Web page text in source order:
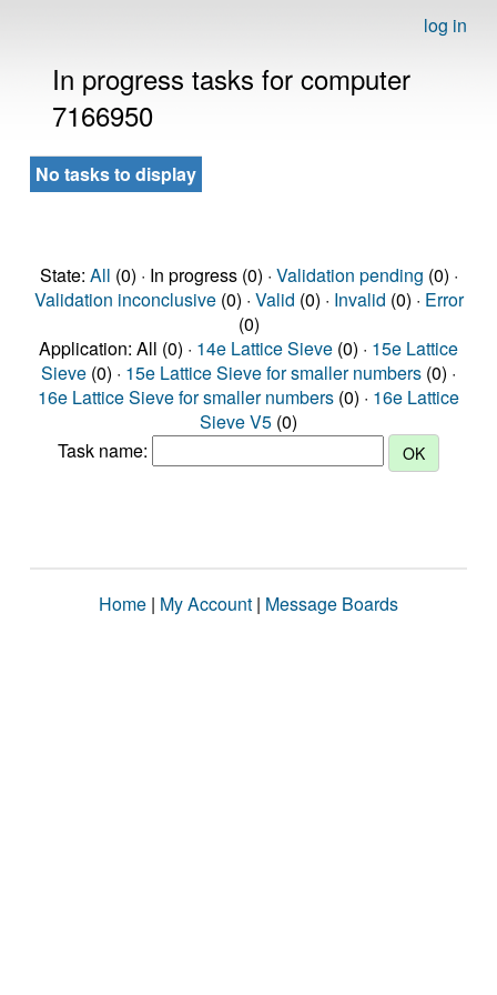
log in
In progress tasks for computer
7166950
No tasks to display
State: All (0) · In progress (0) · Validation pending (0) ·
Validation inconclusive(0) · Valid (0) · Invalid (0) · Error
(0)
Application: All (0) · 14e Lattice Sieve (0) · 15e Lattice
Sieve (0) · 15e Lattice Sieve for smaller numbers (0) ·
16e Lattice Sieve for smaller numbers (0) · 16e Lattice
Sieve V5 (0)
Task name:
Home | My Account | Message Boards